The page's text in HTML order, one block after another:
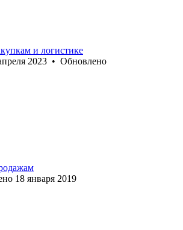
и логистике
2023 • Обновлено
18 января 2019